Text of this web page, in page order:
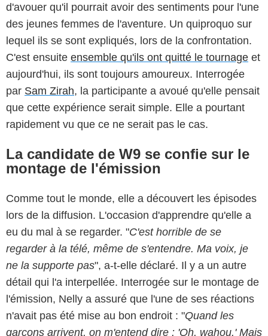
d'avouer qu'il pourrait avoir des sentiments pour l'une
des jeunes femmes de l'aventure. Un quiproquo sur
lequel ils se sont expliqués, lors de la confrontation.
C'est ensuite ensemble qu'ils ont quitté le tournage et
aujourd'hui, ils sont toujours amoureux. Interrogée
par Sam Zirah, la participante a avoué qu'elle pensait
que cette expérience serait simple. Elle a pourtant
rapidement vu que ce ne serait pas le cas.
La candidate de W9 se confie sur le
montage de l'émission
Comme tout le monde, elle a découvert les épisodes
lors de la diffusion. L'occasion d'apprendre qu'elle a
eu du mal à se regarder. "C'est horrible de se
regarder à la télé, même de s'entendre. Ma voix, je
ne la supporte pas", a-t-elle déclaré. Il y a un autre
détail qui l'a interpellée. Interrogée sur le montage de
l'émission, Nelly a assuré que l'une de ses réactions
n'avait pas été mise au bon endroit : "Quand les
garçons arrivent, on m'entend dire : 'Oh, wahou.' Mais